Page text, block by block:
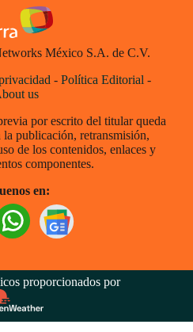
México S.A. de C.V.
- Política Editorial -
us
por escrito del titular queda
publicación, retransmisión,
de los contenidos, enlaces y
componentes.
en:
proporcionados por